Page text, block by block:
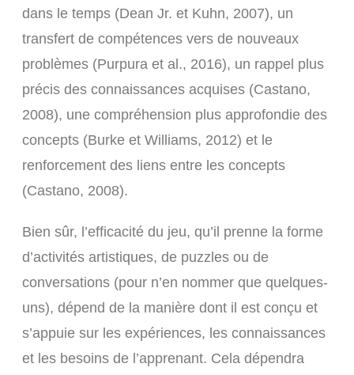
dans le temps (Dean Jr. et Kuhn, 2007), un
transfert de compétences vers de nouveaux
problèmes (Purpura et al., 2016), un rappel plus
précis des connaissances acquises (Castano,
2008), une compréhension plus approfondie des
concepts (Burke et Williams, 2012) et le
renforcement des liens entre les concepts
(Castano, 2008).
Bien sûr, l’efficacité du jeu, qu’il prenne la forme
d’activités artistiques, de puzzles ou de
conversations (pour n’en nommer que quelques-
uns), dépend de la manière dont il est conçu et
s’appuie sur les expériences, les connaissances
et les besoins de l’apprenant. Cela dépendra